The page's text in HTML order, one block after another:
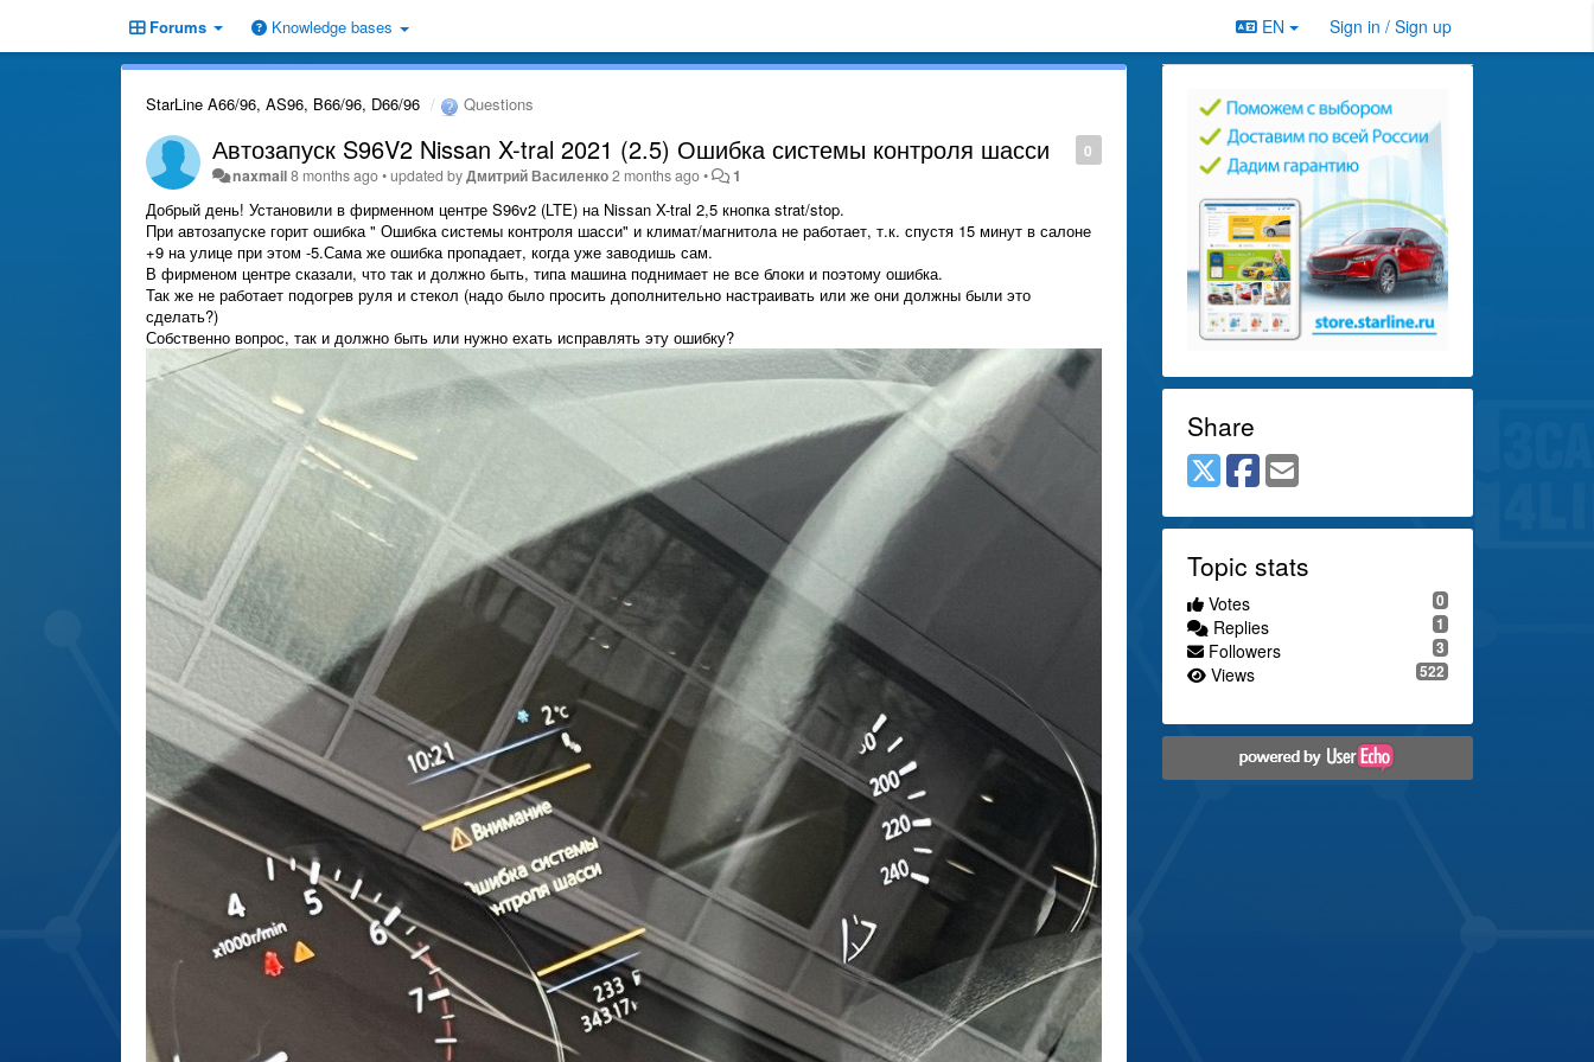
Forums Knowledge bases EN Sign in / Sign up
StarLine A66/96, AS96, B66/96, D66/96 Questions
0
Автозапуск S96V2 Nissan X-tral 2021 (2.5) Ошибка системы контроля шасси
naxmail8 months ago•updated byДмитрий Василенко2 months ago• 1
Добрый день! Установили в фирменном центре S96v2 (LTE) на Nissan X-tral 2,5 кнопка strat/stop.
При автозапуске горит ошибка " Ошибка системы контроля шасси" и климат/магнитола не работает, т.к. спустя 15 минут в салоне
+9 на улице при этом -5.Сама же ошибка пропадает, когда уже заводишь сам.
В фирменом центре сказали, что так и должно быть, типа машина поднимает не все блоки и поэтому ошибка.
Так же не работает подогрев руля и стекол (надо было просить дополнительно настраивать или же они должны были это
сделать?)
Собственно вопрос, так и должно быть или нужно ехать исправлять эту ошибку?
Share
Topic stats
0
Votes
1
Replies
3
Followers
522
Views